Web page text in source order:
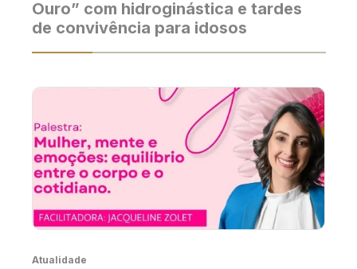
Ouro” com hidroginástica e tardes
de convivência para idosos
Atualidade